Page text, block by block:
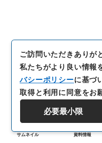
サムネイル 資料情報
ご訪問いただきありが
私たちがより良い情報
バシーポリシーに基づ
取得と利用に同意をお
必要最小限